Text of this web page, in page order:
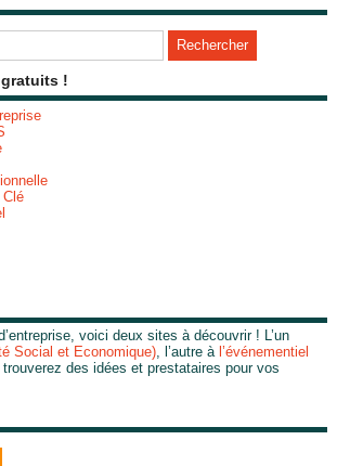
!
voici deux sites à découvrir ! L’un
Social et Economique), l’autre à l’événementiel
des idées et prestataires pour vos